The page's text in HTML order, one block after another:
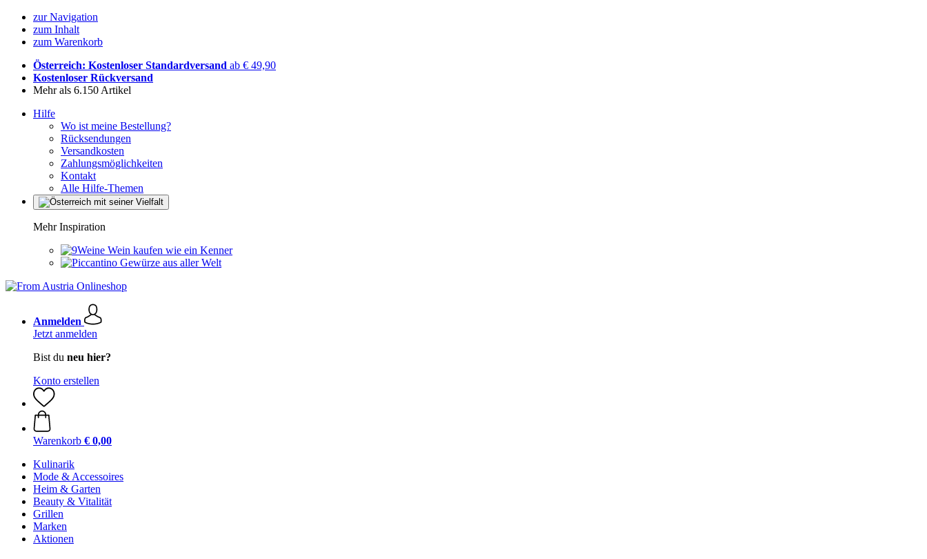
zur Navigation
zum Inhalt
zum Warenkorb
Österreich: Kostenloser Standardversand ab € 49,90
Kostenloser Rückversand
Mehr als 6.150 Artikel
Hilfe
Wo ist meine Bestellung?
Rücksendungen
Versandkosten
Zahlungsmöglichkeiten
Kontakt
Alle Hilfe-Themen
Mehr Inspiration
Wein kaufen wie ein Kenner
Gewürze aus aller Welt
Anmelden
Jetzt anmelden
Bist du neu hier?
Konto erstellen
Warenkorb € 0,00
Kulinarik
Mode & Accessoires
Heim & Garten
Beauty & Vitalität
Grillen
Marken
Aktionen